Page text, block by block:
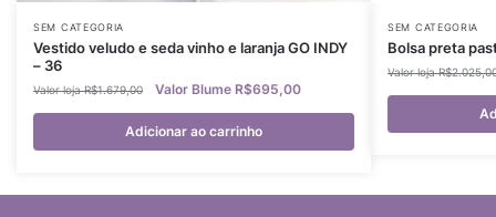
SEM CATEGORIA
Vestido veludo e seda vinho e laranja GO INDY
– 36
R$1.679,00 R$695,00
Adicionar ao carrinho
SEM CATEGORIA
Bolsa preta
R$